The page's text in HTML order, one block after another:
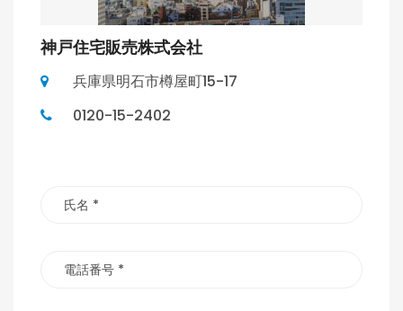
神戸住宅販売株式会社
兵庫県明石市樽屋町15-17
0120-15-2402